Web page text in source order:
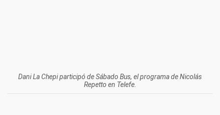
Dani La Chepi participó de Sábado Bus, el programa de Nicolás
Repetto en Telefe.